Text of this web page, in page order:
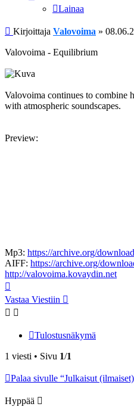
Lainaa
Viesti
Kirjoittaja Valovoima »
Valovoima - Equilibrium
Valovoima continues to combine
with atmospheric soundscapes.
Preview:
Mp3: https://archive.org/
AIFF: https://archive.org/
http://valovoima.kovaydin.net
Vastaa Viestiin
Tulostusnäkymä
1 viesti • Sivu 1/1
Palaa sivulle “Julkaisut
Hyppää